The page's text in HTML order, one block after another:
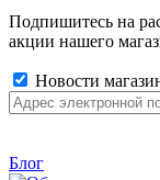
Подпишитесь на
акции нашего
Новости
Блог